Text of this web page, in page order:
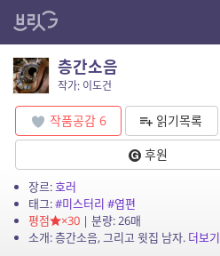
층간소음
작가: 이도건
작품공감 6 읽기목록
후원
장르:호러
태그:#미스터리 #엽편
평점
×30| 분량: 26매
소개: 층간소음, 그리고 윗집 남자. 더보기